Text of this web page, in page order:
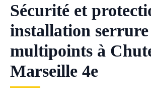
Sécurité et
installation serrure
multipoints à
Marseille 4e